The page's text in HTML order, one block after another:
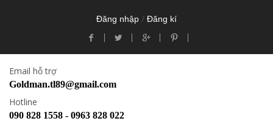
Đăng nhập / Đăng kí
Email hỗ trợ
Goldman.tl89@gmail.com
Hotline
090 828 1558 - 0963 828 022